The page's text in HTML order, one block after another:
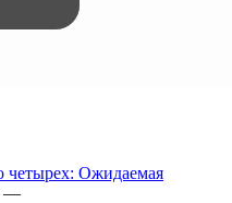
четырех: Ожидаемая
—